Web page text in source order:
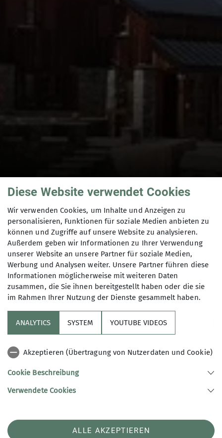
Fakten, Wissen und
Insidertipps für den
nächsten
Hüttenbesuch
Übernachten auf Alpenvereinshütten
Diese Website verwendet Cookies
Wir verwenden Cookies, um Inhalte und Anzeigen zu
personalisieren, Funktionen für soziale Medien anbieten zu
können und Zugriffe auf unsere Website zu analysieren.
Außerdem geben wir Informationen zu Ihrer Verwendung
unserer Website an unsere Partner für soziale Medien,
Werbung und Analysen weiter. Unsere Partner führen diese
Informationen möglicherweise mit weiteren Daten
zusammen, die Sie ihnen bereitgestellt haben oder die sie
im Rahmen Ihrer Nutzung der Dienste gesammelt haben.
ANALYTICS SYSTEM YOUTUBE VIDEOS
Akzeptieren (Übertragung von Nutzerdaten und Cookie)
Cookie Beschreibung
Verwendete Cookies
ALLE AKZEPTIEREN